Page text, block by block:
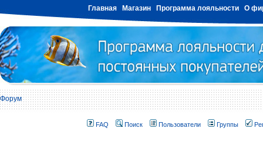
Главная Магазин Программа лояльности О
Форум
FAQ Поиск Пользователи Группы